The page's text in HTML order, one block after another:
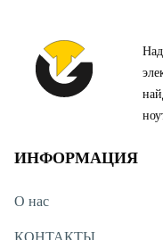
ИНФОРМАЦИЯ
О нас